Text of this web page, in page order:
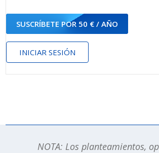
SUSCRÍBETE POR 50 € / AÑO
INICIAR SESIÓN
NOTA: Los planteamientos,